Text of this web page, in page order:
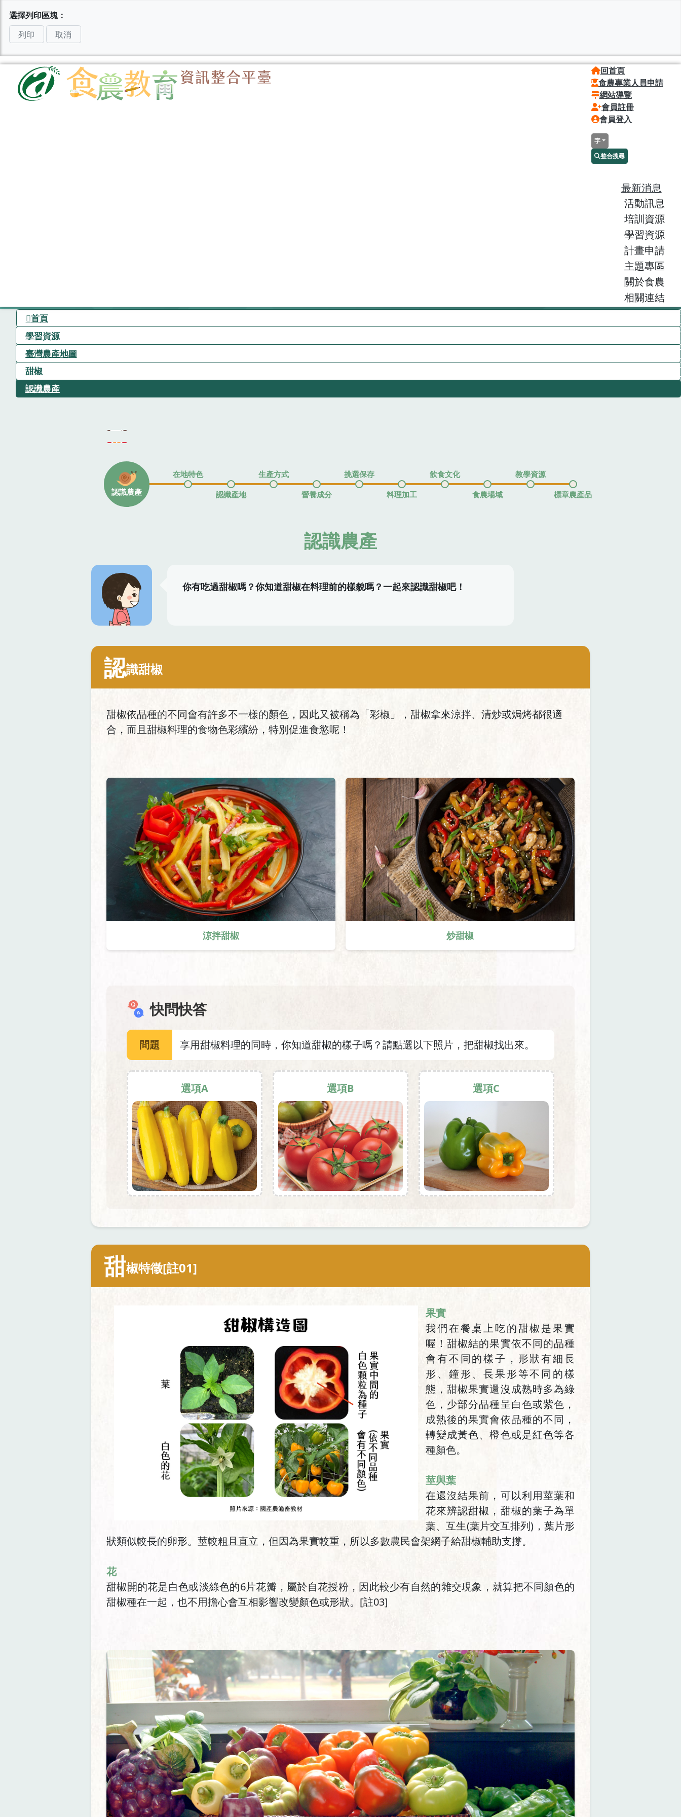
選擇列印區塊：
列印
取消
回首頁
食農專業人員申請
網站導覽
會員註冊
會員登入
字
整合搜尋
最新消息
活動訊息
培訓資源
學習資源
計畫申請
主題專區
關於食農
相關連結
首頁
學習資源
臺灣農產地圖
甜椒
認識農產
認識農產
在地特色
認識產地
生產方式
營養成分
挑選保存
料理加工
飲食文化
食農場域
教學資源
標章農產品
認識農產
你有吃過甜椒嗎？你知道甜椒在料理前的樣貌嗎？一起來認識甜椒吧！
認識甜椒
甜椒依品種的不同會有許多不一樣的顏色，因此又被稱為「彩椒」，甜椒拿來涼拌、清炒或焗烤都很適
合，而且甜椒料理的食物色彩繽紛，特別促進食慾呢！
涼拌甜椒 炒甜椒
快問快答
問題 享用甜椒料理的同時，你知道甜椒的樣子嗎？請點選以下照片，把甜椒找出來。
選項A 選項B 選項C
甜椒特徵[註01]
果實
我們在餐桌上吃的甜椒是果實
喔！甜椒結的果實依不同的品種
會有不同的樣子，形狀有細長
形、鐘形、長果形等不同的樣
態，甜椒果實還沒成熟時多為綠
色，少部分品種呈白色或紫色，
成熟後的果實會依品種的不同，
轉變成黃色、橙色或是紅色等各
種顏色。
莖與葉
在還沒結果前，可以利用莖葉和
花來辨認甜椒，甜椒的葉子為單
葉、互生(葉片交互排列)，葉片形
狀類似較長的卵形。莖較粗且直立，但因為果實較重，所以多數農民會架網子給甜椒輔助支撐。
花
甜椒開的花是白色或淡綠色的6片花瓣，屬於自花授粉，因此較少有自然的雜交現象，就算把不同顏色的
甜椒種在一起，也不用擔心會互相影響改變顏色或形狀。[註03]